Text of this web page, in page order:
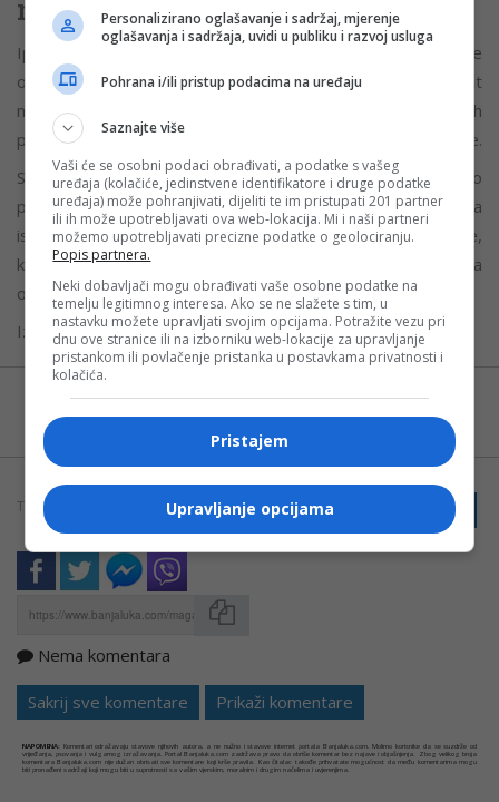
nije presudna
Ipak, psiholozi naglašavaju da posao sam po sebi ne
određuje da li će neko biti nevjeran. Faktori poput
nezadovoljstva vezom, emocionalne distance, ličnih
problema i prilika imaju mnogo veću ulogu od same profesije.
Stručnjaci upozoravaju da ovakve liste ne treba shvatati kao
pravilo, već više kao statističke obrasce zasnovane na
iskustvima istražitelja i anketama. Dodaju da povjerenje,
komunikacija i stabilan odnos ostaju najvažniji faktori za
očuvanje veze bez obzira na profesiju partnera.
Izvor:Nezavisne
Možete nas pratiti i putem aplikacije za
Android
TAGOVI: LJUBAV I VEZE ŽENE I MUŠKARCI PRIJAVI GREŠKU
Nema komentara
Sakrij sve komentare Prikaži komentare
NAPOMENA: Komentari odražavaju stavove njihovih autora, a ne nužno i stavove internet portala Banjaluka.com. Molimo korisnike da se suzdrže od
vrijeđanja, psovanja i vulgarnog izražavanja. Portal Banjaluka.com zadržava pravo da obriše komentar bez najave i objašnjenja. Zbog velikog broja
komentara Banjaluka.com nije dužan obrisati sve komentare koji krše pravila. Kao čitalac takođe prihvatate mogućnost da među komentarima mogu
biti pronađeni sadržaji koji mogu biti u suprotnosti sa vašim vjerskim, moralnim i drugim načelima i uvjerenjima.
Personalizirano oglašavanje i sadržaj, mjerenje
oglašavanja i sadržaja, uvidi u publiku i razvoj usluga
Pohrana i/ili pristup podacima na uređaju
Saznajte više
Vaši će se osobni podaci obrađivati, a podatke s vašeg
uređaja (kolačiće, jedinstvene identifikatore i druge podatke
uređaja) može pohranjivati, dijeliti te im pristupati 201 partner
ili ih može upotrebljavati ova web-lokacija. Mi i naši partneri
možemo upotrebljavati precizne podatke o geolociranju.
Popis partnera.
Neki dobavljači mogu obrađivati vaše osobne podatke na
temelju legitimnog interesa. Ako se ne slažete s tim, u
nastavku možete upravljati svojim opcijama. Potražite vezu pri
dnu ove stranice ili na izborniku web-lokacije za upravljanje
pristankom ili povlačenje pristanka u postavkama privatnosti i
kolačića.
Pristajem
Upravljanje opcijama